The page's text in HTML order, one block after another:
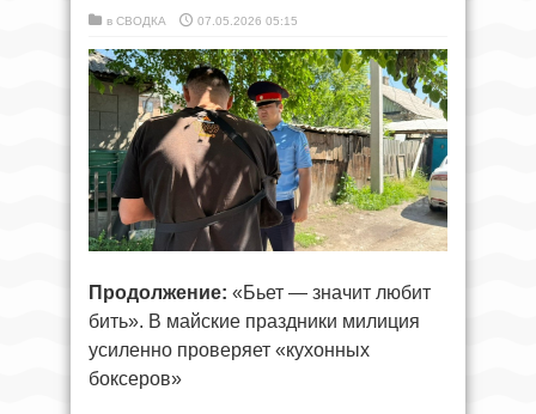
в СВОДКА 07.05.2026 05:15
Продолжение: «Бьет — значит любит
бить». В майские праздники милиция
усиленно проверяет «кухонных
боксеров»